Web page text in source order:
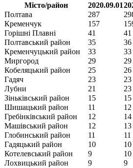
Місто/район 2020.09.01
Полтава
287
Кременчук
157
Горішні Плавні
41 41
Полтавський район
35 36
Кременчуцький район
33 33
Миргород
29 29
Кобеляцький район
25 26
Гадяч
23 23
Лубни
21 23
Зіньківський район
15 15
Шишацький район
11 12
Гребінківський район
12 14
Машівcький район
12 13
Глобинський район
11 11
Гадяцький район
10 10
Котелевський район
9 10
Лохвицький район
9 9